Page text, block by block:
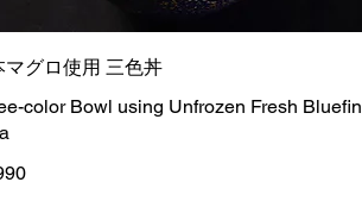
マグロ使用 三色丼
color Bowl using Unfrozen Fresh Bluefin